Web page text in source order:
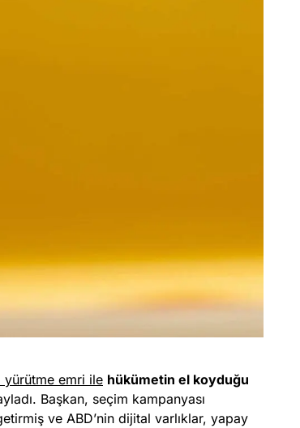
yürütme emri ile hükümetin el koyduğu
Başkan, seçim kampanyası
ve ABD’nin dijital varlıklar, yapay